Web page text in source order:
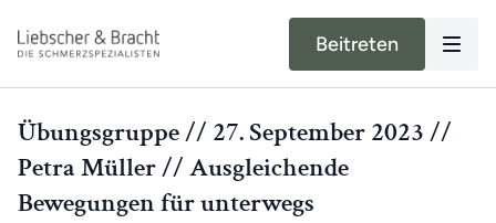
Beitreten
Übungsgruppe // 27. September 2023 //
Petra Müller // Ausgleichende
Bewegungen für unterwegs